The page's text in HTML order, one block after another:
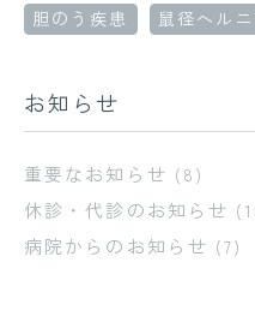
胆のう疾患
鼠径ヘルニ
お知らせ
重要なお知らせ (8)
休診・代診のお知らせ
病院からのお知らせ (7)